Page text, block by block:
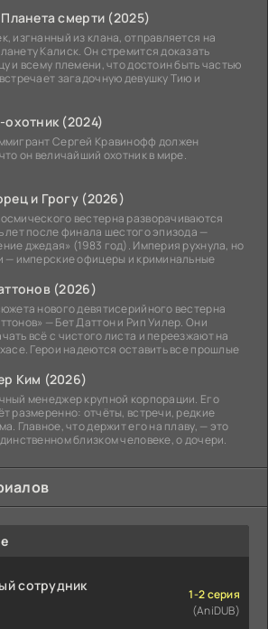
смерти (2025)
изгнанный из клана, отправляется на
Калиск. Он стремится доказать
и всему племени, что достоин быть частью
загадочную девушку Тию и
охотник (2024)
Сергей Кравинофф должен
он величайший охотник в мире.
и Грогу (2026)
вестерна разворачиваются
лет после финала шестого эпизода —
джедая» (1983 год). Империя рухнула, но
— имперские офицеры и криминальные
(2026)
нового девятисерийного вестерна
— Бет Даттон и Рип Уилер. Они
всё с чистого листа и переезжают на
Герои надеются оставить все прошлые
Ким (2026)
менеджер крупной корпорации. Его
размеренно: отчёты, встречи, редкие
Главное, что держит его на плаву, — это
близком человеке, о дочери.
сотрудник
1-2 серия
(AniDUB)